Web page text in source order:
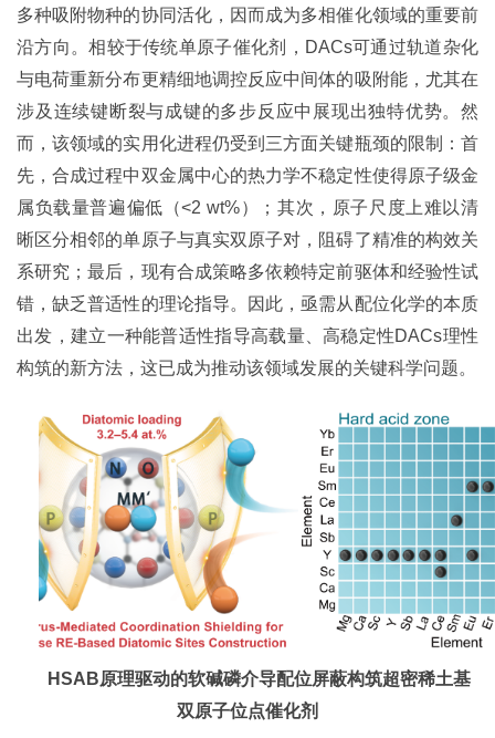
多种吸附物种的协同活化，因而成为多相催化领域的重要前
沿方向。相较于传统单原子催化剂，DACs可通过轨道杂化
与电荷重新分布更精细地调控反应中间体的吸附能，尤其在
涉及连续键断裂与成键的多步反应中展现出独特优势。然
而，该领域的实用化进程仍受到三方面关键瓶颈的限制：首
先，合成过程中双金属中心的热力学不稳定性使得原子级金
属负载量普遍偏低（<2 wt%）；其次，原子尺度上难以清
晰区分相邻的单原子与真实双原子对，阻碍了精准的构效关
系研究；最后，现有合成策略多依赖特定前驱体和经验性试
错，缺乏普适性的理论指导。因此，亟需从配位化学的本质
出发，建立一种能普适性指导高载量、高稳定性DACs理性
构筑的新方法，这已成为推动该领域发展的关键科学问题。
HSAB原理驱动的软碱磷介导配位屏蔽构筑超密稀土基
双原子位点催化剂